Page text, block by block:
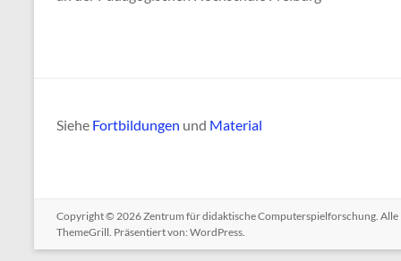
Siehe Fortbildungen und Material
Copyright © 2026Zentrum für didaktische Computerspielforschung.
ThemeGrill. Präsentiert von: WordPress.